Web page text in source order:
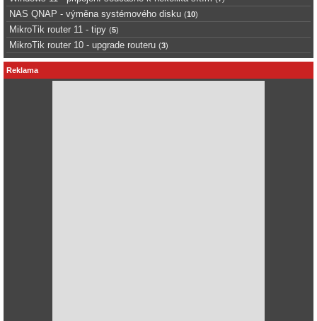
NAS QNAP - výměna systémového disku (10)
MikroTik router 11 - tipy (5)
MikroTik router 10 - upgrade routeru (3)
Reklama